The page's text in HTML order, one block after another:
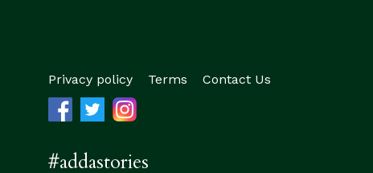
Privacy policy Terms Contact Us
#addastories